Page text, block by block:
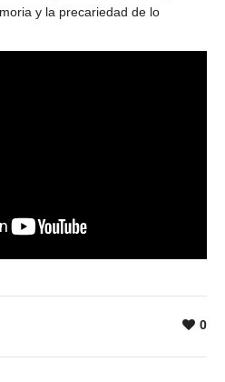
y la precariedad de lo
0